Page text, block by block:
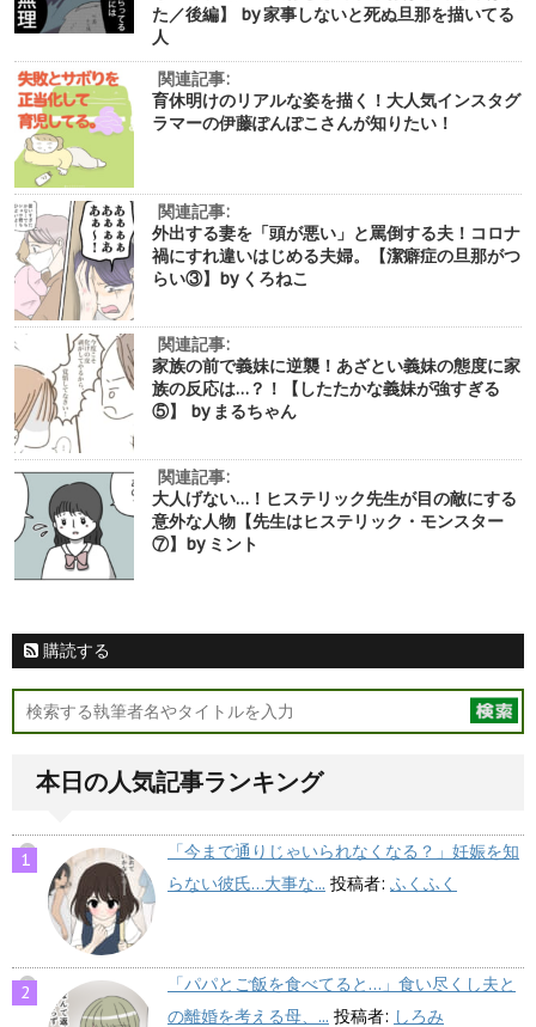
た／後編】 by 家事しないと死ぬ旦那を描いてる
人
関連記事:
育休明けのリアルな姿を描く！大人気インスタグ
ラマーの伊藤ぽんぽこさんが知りたい！
関連記事:
外出する妻を「頭が悪い」と罵倒する夫！コロナ
禍にすれ違いはじめる夫婦。【潔癖症の旦那がつ
らい③】by くろねこ
関連記事:
家族の前で義妹に逆襲！あざとい義妹の態度に家
族の反応は…？！【したたかな義妹が強すぎる
⑤】 by まるちゃん
関連記事:
大人げない…！ヒステリック先生が目の敵にする
意外な人物【先生はヒステリック・モンスター
⑦】by ミント
購読する
本日の人気記事ランキング
「今まで通りじゃいられなくなる？」妊娠を知
らない彼氏…大事な... 投稿者: ふくふく
「パパとご飯を食べてると…」食い尽くし夫と
の離婚を考える母、... 投稿者: しろみ